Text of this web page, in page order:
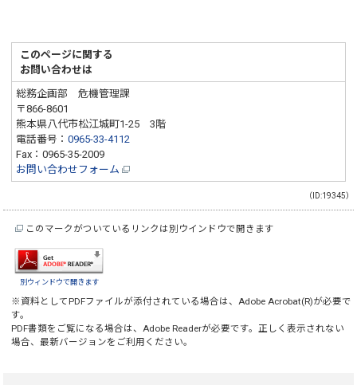
このページに関する
お問い合わせは
総務企画部 危機管理課
〒866-8601
熊本県八代市松江城町1-25 3階
電話番号：0965-33-4112
Fax：0965-35-2009
お問い合わせフォーム
（ID:19345）
このマークがついているリンクは別ウインドウで開きます
別ウィンドウで開きます
※資料としてPDFファイルが添付されている場合は、Adobe Acrobat(R)が必要で
す。
PDF書類をご覧になる場合は、Adobe Readerが必要です。正しく表示されない
場合、最新バージョンをご利用ください。